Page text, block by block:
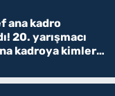
ana kadro
20. yarışmacı
kadroya kimler